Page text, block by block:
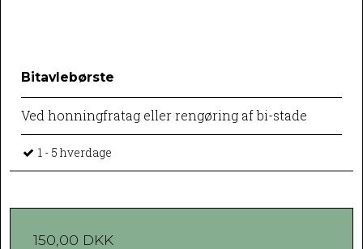
Bitavlebørste
Ved honningfratag eller rengøring af bi-stade
1 - 5 hverdage
150,00 DKK